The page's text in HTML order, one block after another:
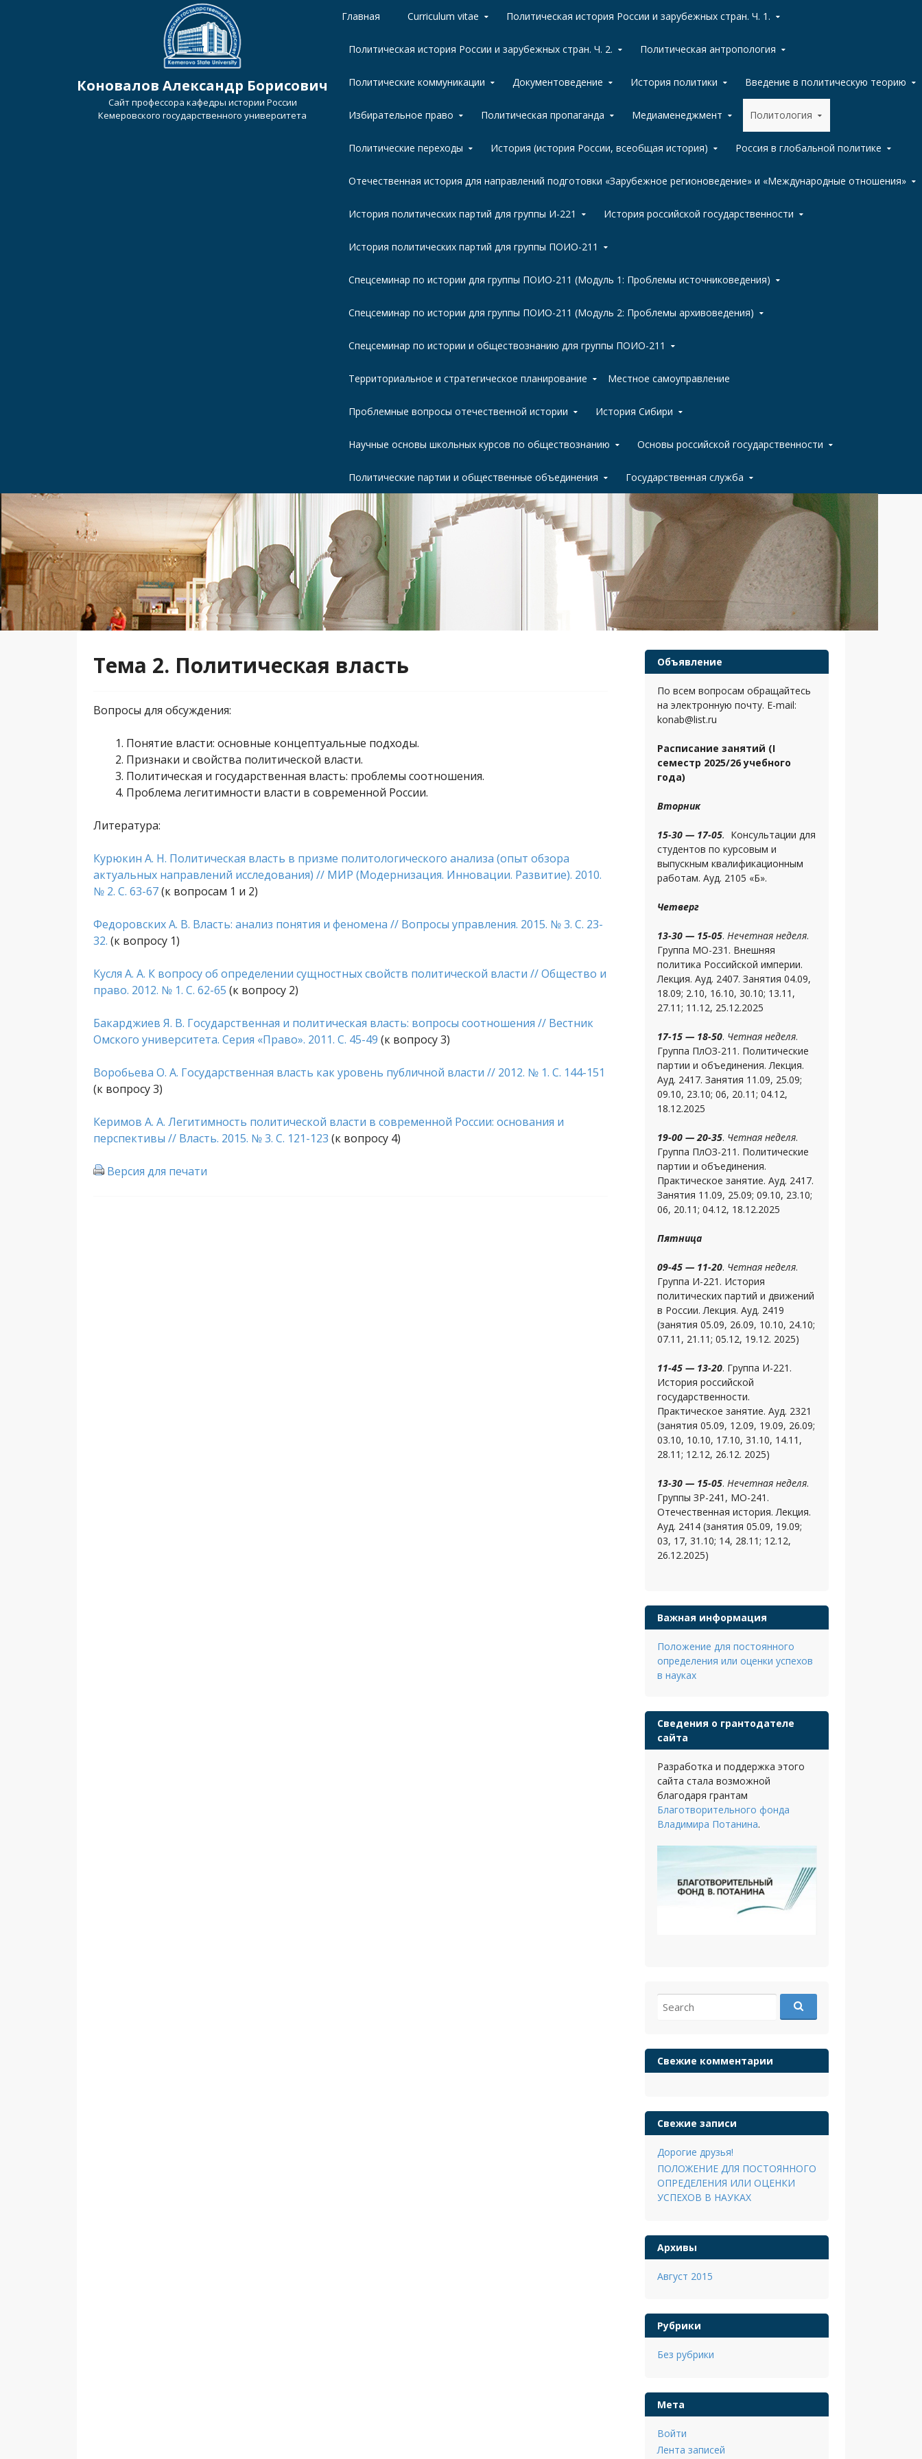
Коновалов Александр Борисович
Сайт профессора кафедры истории России
Кемеровского государственного университета
Главная Curriculum vitae Политическая история России и зарубежных стран. Ч. 1.
Политическая история России и зарубежных стран. Ч. 2. Политическая антропология
Политические коммуникации Документоведение История политики Введение в политическую теорию
Избирательное право Политическая пропаганда Медиаменеджмент Политология
Политические переходы История (история России, всеобщая история) Россия в глобальной политике
Отечественная история для направлений подготовки «Зарубежное регионоведение» и «Международные отношения»
История политических партий для группы И-221 История российской государственности
История политических партий для группы ПОИО-211
Спецсеминар по истории для группы ПОИО-211 (Модуль 1: Проблемы источниковедения)
Спецсеминар по истории для группы ПОИО-211 (Модуль 2: Проблемы архивоведения)
Спецсеминар по истории и обществознанию для группы ПОИО-211
Территориальное и стратегическое планирование Местное самоуправление
Проблемные вопросы отечественной истории История Сибири
Научные основы школьных курсов по обществознанию Основы российской государственности
Политические партии и общественные объединения Государственная служба
Тема 2. Политическая власть
Вопросы для обсуждения:
Понятие власти: основные концептуальные подходы.
Признаки и свойства политической власти.
Политическая и государственная власть: проблемы соотношения.
Проблема легитимности власти в современной России.
Литература:
Курюкин А. Н. Политическая власть в призме политологического анализа (опыт обзора
актуальных направлений исследования) // МИР (Модернизация. Инновации. Развитие). 2010.
№ 2. С. 63-67(к вопросам 1 и 2)
Федоровских А. В. Власть: анализ понятия и феномена // Вопросы управления. 2015. № 3. С. 23-
32. (к вопросу 1)
Кусля А. А. К вопросу об определении сущностных свойств политической власти // Общество и
право. 2012. № 1. С. 62-65 (к вопросу 2)
Бакарджиев Я. В. Государственная и политическая власть: вопросы соотношения // Вестник
Омского университета. Серия «Право». 2011. С. 45-49 (к вопросу 3)
Воробьева О. А. Государственная власть как уровень публичной власти // 2012. № 1. С. 144-151
(к вопросу 3)
Керимов А. А. Легитимность политической власти в современной России: основания и
перспективы // Власть. 2015. № 3. С. 121-123 (к вопросу 4)
Версия для печати
Объявление
По всем вопросам обращайтесь
на электронную почту. E-mail:
konab@list.ru
Расписание занятий (I
семестр 2025/26 учебного
года)
Вторник
15-30 — 17-05. Консультации для
студентов по курсовым и
выпускным квалификационным
работам. Ауд. 2105 «Б».
Четверг
13-30 — 15-05. Нечетная неделя.
Группа МО-231. Внешняя
политика Российской империи.
Лекция. Ауд. 2407. Занятия 04.09,
18.09; 2.10, 16.10, 30.10; 13.11,
27.11; 11.12, 25.12.2025
17-15 — 18-50. Четная неделя.
Группа ПлОЗ-211. Политические
партии и объединения. Лекция.
Ауд. 2417. Занятия 11.09, 25.09;
09.10, 23.10; 06, 20.11; 04.12,
18.12.2025
19-00 — 20-35. Четная неделя.
Группа ПлОЗ-211. Политические
партии и объединения.
Практическое занятие. Ауд. 2417.
Занятия 11.09, 25.09; 09.10, 23.10;
06, 20.11; 04.12, 18.12.2025
Пятница
09-45 — 11-20. Четная неделя.
Группа И-221. История
политических партий и движений
в России. Лекция. Ауд. 2419
(занятия 05.09, 26.09, 10.10, 24.10;
07.11, 21.11; 05.12, 19.12. 2025)
11-45 — 13-20. Группа И-221.
История российской
государственности.
Практическое занятие. Ауд. 2321
(занятия 05.09, 12.09, 19.09, 26.09;
03.10, 10.10, 17.10, 31.10, 14.11,
28.11; 12.12, 26.12. 2025)
13-30 — 15-05. Нечетная неделя.
Группы ЗР-241, МО-241.
Отечественная история. Лекция.
Ауд. 2414 (занятия 05.09, 19.09;
03, 17, 31.10; 14, 28.11; 12.12,
26.12.2025)
Важная информация
Положение для постоянного
определения или оценки успехов
в науках
Сведения о грантодателе
сайта
Разработка и поддержка этого
сайта стала возможной
благодаря грантам
Благотворительного фонда
Владимира Потанина.
for:
Свежие комментарии
Свежие записи
Дорогие друзья!
ПОЛОЖЕНИЕ ДЛЯ ПОСТОЯННОГО
ОПРЕДЕЛЕНИЯ ИЛИ ОЦЕНКИ
УСПЕХОВ В НАУКАХ
Архивы
Август 2015
Рубрики
Без рубрики
Мета
Войти
Лента записей